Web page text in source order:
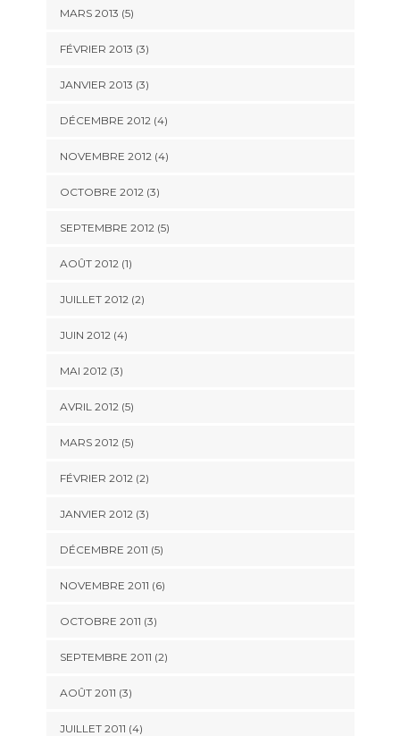
MARS 2013 (5)
FÉVRIER 2013 (3)
JANVIER 2013 (3)
DÉCEMBRE 2012(4)
NOVEMBRE 2012(4)
OCTOBRE 2012(3)
SEPTEMBRE 2012(5)
AOÛT 2012(1)
JUILLET 2012(2)
JUIN 2012(4)
MAI 2012(3)
AVRIL 2012(5)
MARS 2012(5)
FÉVRIER 2012(2)
JANVIER 2012(3)
DÉCEMBRE 2011 (5)
NOVEMBRE 2011 (6)
OCTOBRE 2011 (3)
SEPTEMBRE 2011 (2)
AOÛT 2011 (3)
JUILLET 2011 (4)